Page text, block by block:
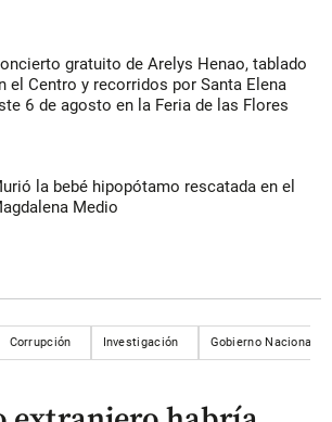
gratuito de Arelys Henao, tablado
el Centro y recorridos por Santa Elena
6 de agosto en la Feria de las Flores
la bebé hipopótamo rescatada en el
Medio
Corrupción Investigación Gobierno Nacional